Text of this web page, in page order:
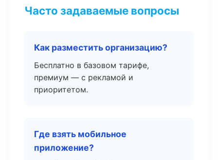
Часто задаваемые вопросы
Как разместить организацию?
Бесплатно в базовом тарифе,
премиум — с рекламой и
приоритетом.
Где взять мобильное
приложение?